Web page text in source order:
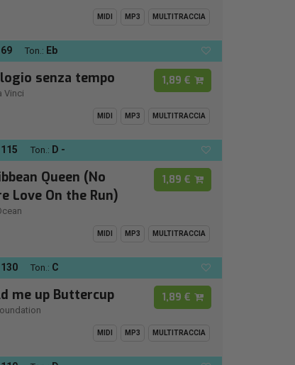
MIDI MP3 MULTITRACCIA
69 Ton.: Eb
senza tempo
Vinci
1,89 €
MIDI MP3 MULTITRACCIA
115 Ton.: D -
Queen (No
Love On the Run)
1,89 €
MIDI MP3 MULTITRACCIA
130 Ton.: C
me up Buttercup 1,89 €
MIDI MP3 MULTITRACCIA